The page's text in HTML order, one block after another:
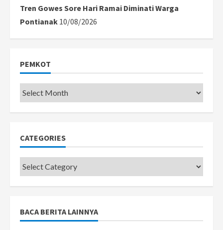
Tren Gowes Sore Hari Ramai Diminati Warga
Pontianak 10/08/2026
PEMKOT
Pemkot
CATEGORIES
Categories
BACA BERITA LAINNYA